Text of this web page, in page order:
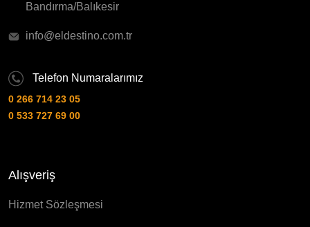
Bandırma/Balıkesir
info@eldestino.com.tr
Telefon Numaralarımız
0 266 714 23 05
0 533 727 69 00
Alışveriş
Hizmet Sözleşmesi